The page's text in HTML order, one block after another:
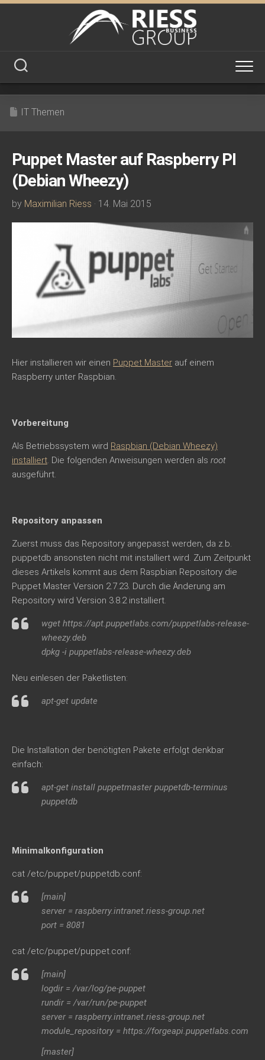
Skip
IT Themen
Puppet Master auf Raspberry PI
(Debian Wheezy)
by Maximilian Riess · 14. Mai 2015
Hier installieren wir einen Puppet Master auf einem
Raspberry unter Raspbian.
Vorbereitung
Als Betriebssystem wird Raspbian (Debian Wheezy)
installiert . Die folgenden Anweisungen werden als root
ausgeführt.
Repository anpassen
Zuerst muss das Repository angepasst werden, da z.b.
puppetdb ansonsten nicht mit installiert wird. Zum Zeitpunkt
dieses Artikels kommt aus dem Raspbian Repository die
Puppet Master Version 2.7.23. Durch die Änderung am
Repository wird Version 3.8.2 installiert.
wget https://apt.puppetlabs.com/puppetlabs-release-
wheezy.deb
dpkg -i puppetlabs-release-wheezy.deb
Neu einlesen der Paketlisten:
apt-get update
Die Installation der benötigten Pakete erfolgt denkbar
einfach:
apt-get install puppetmaster puppetdb-terminus
puppetdb
Minimalkonfiguration
cat /etc/puppet/puppetdb.conf:
[main]
server = raspberry.intranet.riess-group.net
port = 8081
cat /etc/puppet/puppet.conf:
[main]
logdir = /var/log/pe-puppet
rundir = /var/run/pe-puppet
server = raspberry.intranet.riess-group.net
module_repository = https://forgeapi.puppetlabs.com
[master]